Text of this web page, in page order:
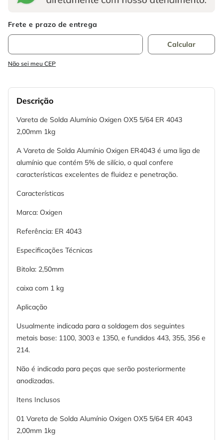
Não sei meu CEP
Descrição
Vareta de Solda Alumínio Oxigen OX5 5/64 ER 4043
2,00mm 1kg
A Vareta de Solda Alumínio Oxigen ER4043 é uma liga de
alumínio que contém 5% de silício, o qual confere
características excelentes de fluidez e penetração.
Características
Marca: Oxigen
Referência: ER 4043
Especificações Técnicas
Bitola: 2,50mm
caixa com 1 kg
Aplicação
Usualmente indicada para a soldagem dos seguintes
metais base: 1100, 3003 e 1350, e fundidos 443, 355, 356 e
214.
Não é indicada para peças que serão posteriormente
anodizadas.
Itens Inclusos
01 Vareta de Solda Alumínio Oxigen OX5 5/64 ER 4043
2,00mm 1kg